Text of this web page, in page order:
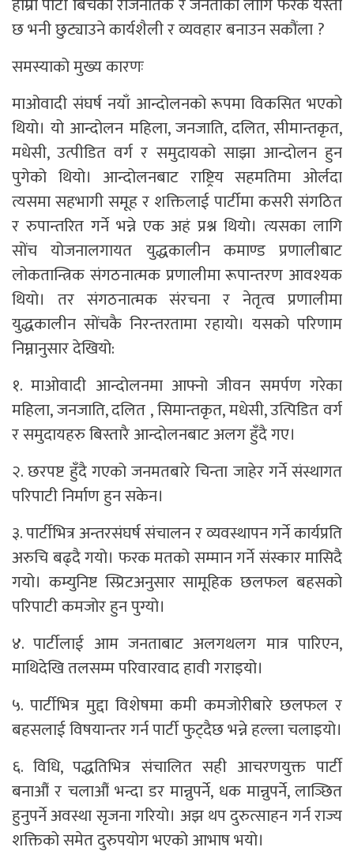
छ भनी छुट्याउने कार्यशैली र व्यवहार बनाउन सकौंला ?
समस्याको मुख्य कारणः
माओवादी संघर्ष नयाँ आन्दोलनको रूपमा विकसित भएको
थियो। यो आन्दोलन महिला, जनजाति, दलित, सीमान्तकृत,
मधेसी, उत्पीडित वर्ग र समुदायको साझा आन्दोलन हुन
पुगेको थियो। आन्दोलनबाट राष्ट्रिय सहमतिमा ओर्लदा
त्यसमा सहभागी समूह र शक्तिलाई पार्टीमा कसरी संगठित
र रुपान्तरित गर्ने भन्ने एक अहं प्रश्न थियो। त्यसका लागि
सोंच योजनालगायत युद्धकालीन कमाण्ड प्रणालीबाट
लोकतान्त्रिक संगठनात्मक प्रणालीमा रूपान्तरण आवश्यक
थियो। तर संगठनात्मक संरचना र नेतृत्व प्रणालीमा
युद्धकालीन सोंचकै निरन्तरतामा रहायो। यसको परिणाम
निम्नानुसार देखियो:
१. माओवादी आन्दोलनमा आफ्नो जीवन समर्पण गरेका
महिला, जनजाति, दलित , सिमान्तकृत, मधेसी, उत्पिडित वर्ग
र समुदायहरु बिस्तारै आन्दोलनबाट अलग हुँदै गए।
२. छरपष्ट हुँदै गएको जनमतबारे चिन्ता जाहेर गर्ने संस्थागत
परिपाटी निर्माण हुन सकेन।
३. पार्टीभित्र अन्तरसंघर्ष संचालन र व्यवस्थापन गर्ने कार्यप्रति
अरुचि बढ्दै गयो। फरक मतको सम्मान गर्ने संस्कार मासिदै
गयो। कम्युनिष्ट स्प्रिटअनुसार सामूहिक छलफल बहसको
परिपाटी कमजोर हुन पुग्यो।
४. पार्टीलाई आम जनताबाट अलगथलग मात्र पारिएन,
माथिदेखि तलसम्म परिवारवाद हावी गराइयो।
५. पार्टीभित्र मुद्दा विशेषमा कमी कमजोरीबारे छलफल र
बहसलाई विषयान्तर गर्न पार्टी फुट्दैछ भन्ने हल्ला चलाइयो।
६. विधि, पद्धतिभित्र संचालित सही आचरणयुक्त पार्टी
बनाऔं र चलाऔं भन्दा डर मान्नुपर्ने, धक मान्नुपर्ने, लाञ्छित
हुनुपर्ने अवस्था सृजना गरियो। अझ थप दुरुत्साहन गर्न राज्य
शक्तिको समेत दुरुपयोग भएको आभाष भयो।